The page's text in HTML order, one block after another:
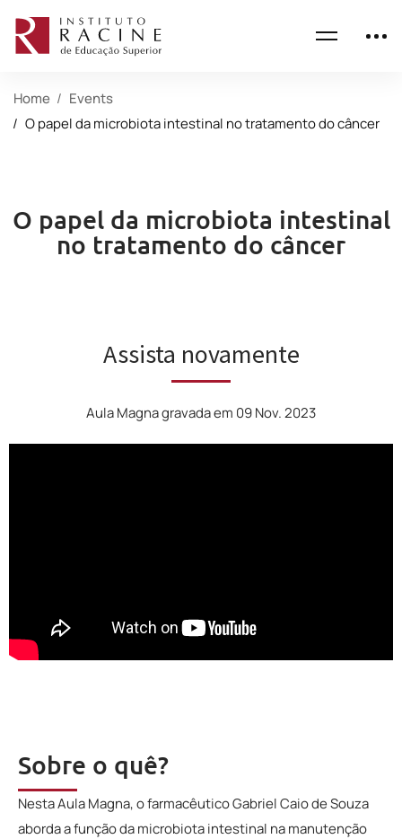
Home
Events
O papel da microbiota intestinal no tratamento do câncer
O papel da microbiota intestinal
no tratamento do câncer
Assista novamente
Aula Magna gravada em 09 Nov. 2023
Sobre o quê?
Nesta Aula Magna, o farmacêutico Gabriel Caio de Souza
aborda a função da microbiota intestinal na manutenção